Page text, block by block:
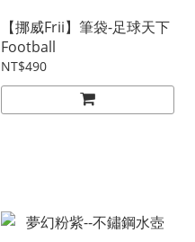
【挪威Frii】筆袋-足球天下
Football
NT$490